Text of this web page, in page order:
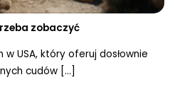
zobaczyć
USA, który oferuj dosłownie
cudów [...]